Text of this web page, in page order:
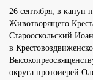
26 сентября, в канун
Животворящего
Старооскольский
в
округа протоиерей